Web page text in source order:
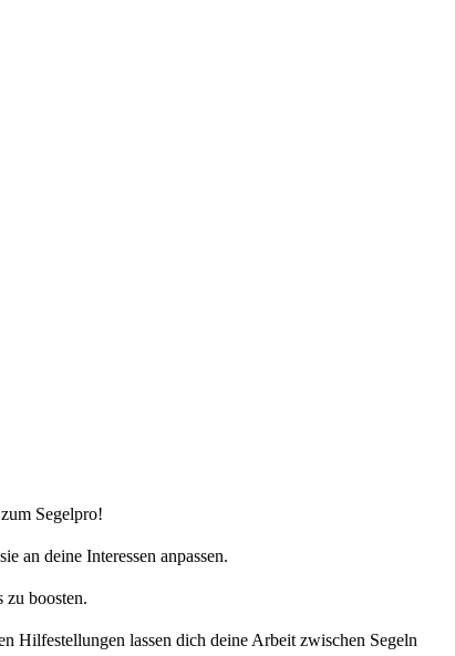
Segelpro!
an deine Interessen anpassen.
zu boosten.
Hilfestellungen lassen dich deine Arbeit zwischen Segeln